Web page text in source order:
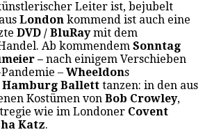
Leiter ist, bejubelt
London kommend ist auch eine
DVD / BluRaymit dem
Ab kommendem Sonntag
– nach einigem Verschieben
– Wheeldons
Hamburg Ballett tanzen: in den aus
Kostümen von Bob Crowley,
wie im Londoner Covent
Katz.